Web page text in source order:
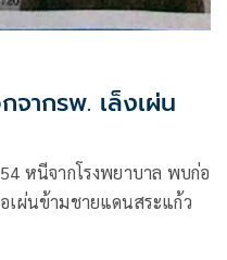
ากรพ. เล็งเผ่น
หนีจากโรงพยาบาล พบก่อ
ผ่นข้ามชายแดนสระแก้ว